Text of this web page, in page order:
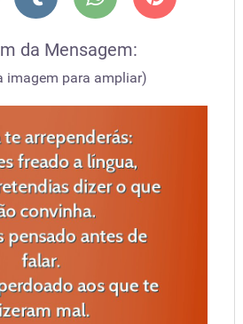
da Mensagem:
imagem para ampliar)